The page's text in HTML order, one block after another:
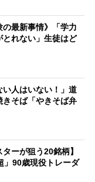
の最新事情》「学力
とれない」生徒はど
い人はいない！」道
きそば「やきそば弁
ターが狙う20銘柄】
」90歳現役トレーダ